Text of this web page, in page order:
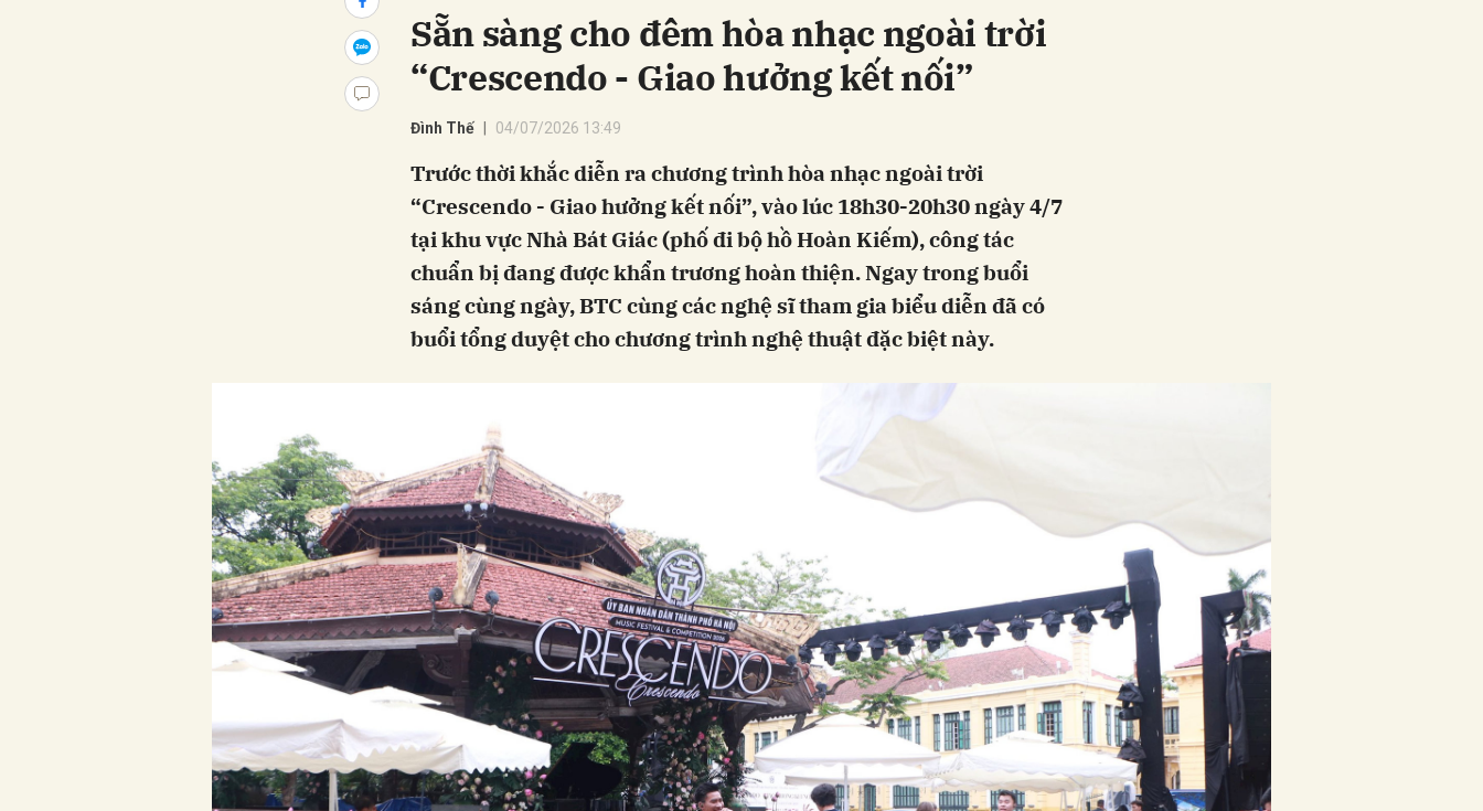
Sẵn sàng cho đêm hòa nhạc ngoài trời
“Crescendo - Giao hưởng kết nối”
Đình Thế 04/07/2026 13:49
Trước thời khắc diễn ra chương trình hòa nhạc ngoài trời
“Crescendo - Giao hưởng kết nối”, vào lúc 18h30-20h30 ngày 4/7
tại khu vực Nhà Bát Giác (phố đi bộ hồ Hoàn Kiếm), công tác
chuẩn bị đang được khẩn trương hoàn thiện. Ngay trong buổi
sáng cùng ngày, BTC cùng các nghệ sĩ tham gia biểu diễn đã có
buổi tổng duyệt cho chương trình nghệ thuật đặc biệt này.